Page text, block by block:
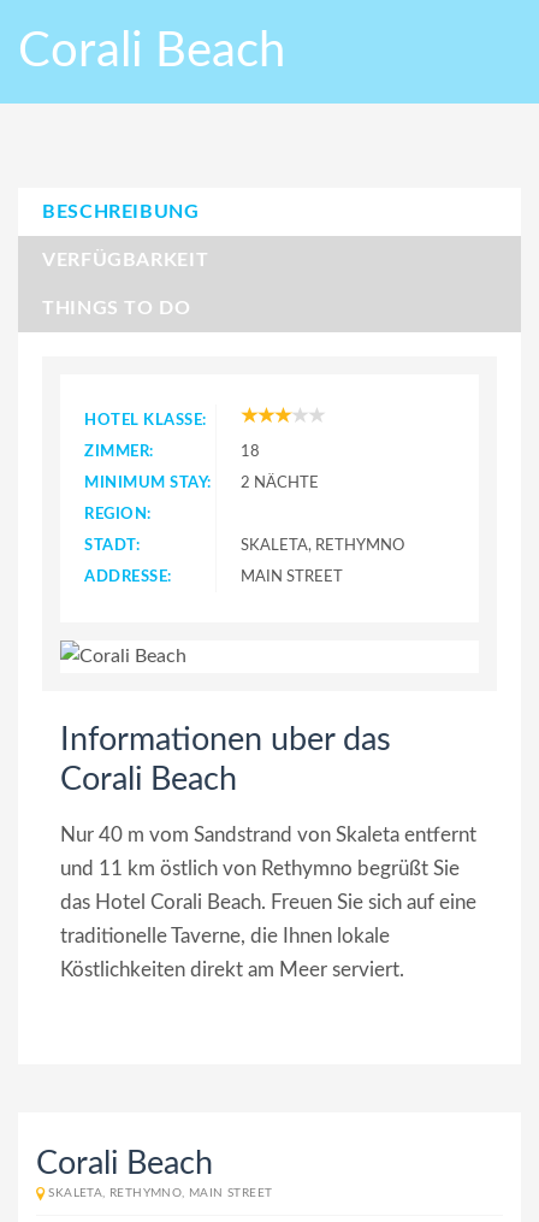
Corali Beach
BESCHREIBUNG
VERFÜGBARKEIT
THINGS TO DO
HOTEL KLASSE:
ZIMMER:
18
MINIMUM STAY:
2 NÄCHTE
REGION:
STADT:
SKALETA, RETHYMNO
ADDRESSE:
MAIN STREET
Informationen uber das
Corali Beach
Nur 40 m vom Sandstrand von Skaleta entfernt
und 11 km östlich von Rethymno begrüßt Sie
das Hotel Corali Beach. Freuen Sie sich auf eine
traditionelle Taverne, die Ihnen lokale
Köstlichkeiten direkt am Meer serviert.
Corali Beach
SKALETA, RETHYMNO, MAIN STREET